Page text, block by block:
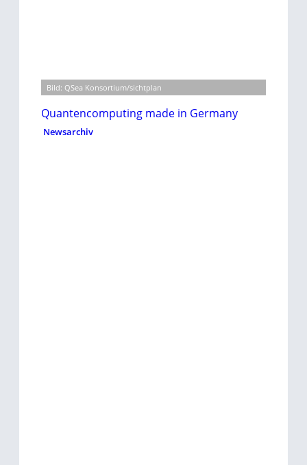
Bild: QSea Konsortium/sichtplan
Quantencomputing made in Germany
Newsarchiv